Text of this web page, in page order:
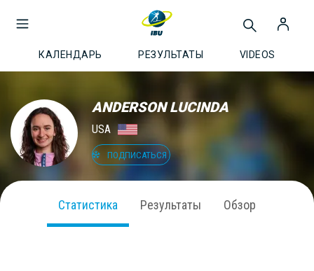
КАЛЕНДАРЬ РЕЗУЛЬТАТЫ VIDEOS
ANDERSON LUCINDA
USA
ПОДПИСАТЬСЯ
Статистика Результаты Обзор